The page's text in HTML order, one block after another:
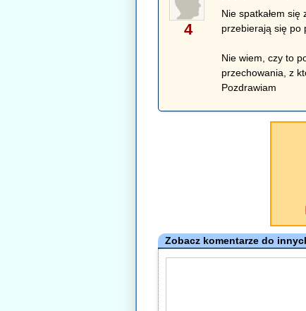
4
Nie spatkałem
przebierają się po
Nie wiem, czy to
przechowania, z
Pozdrawiam
Zobacz komentarze do